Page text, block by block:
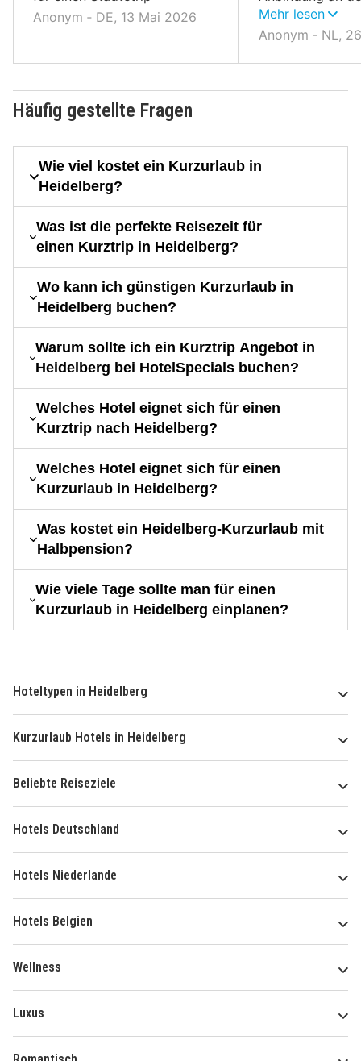
Anonym ‐ DE, 13 Mai 2026
öffentlichen
Heidelberg
Mehr lesen
Anonym ‐ NL,
Häufig gestellte Fragen
Wie viel kostet ein Kurzurlaub in
Heidelberg?
Was ist die perfekte Reisezeit für
einen Kurztrip in Heidelberg?
Wo kann ich günstigen Kurzurlaub in
Heidelberg buchen?
Warum sollte ich ein Kurztrip Angebot in
Heidelberg bei HotelSpecials buchen?
Welches Hotel eignet sich für einen
Kurztrip nach Heidelberg?
Welches Hotel eignet sich für einen
Kurzurlaub in Heidelberg?
Was kostet ein Heidelberg-Kurzurlaub mit
Halbpension?
Wie viele Tage sollte man für einen
Kurzurlaub in Heidelberg einplanen?
Hoteltypen in Heidelberg
Kurzurlaub Hotels in Heidelberg
Beliebte Reiseziele
Hotels Deutschland
Hotels Niederlande
Hotels Belgien
Wellness
Luxus